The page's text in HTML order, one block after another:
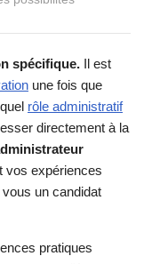
spécifique. Il est
une fois que
rôle administratif
directement à la
vos expériences
un candidat
pratiques